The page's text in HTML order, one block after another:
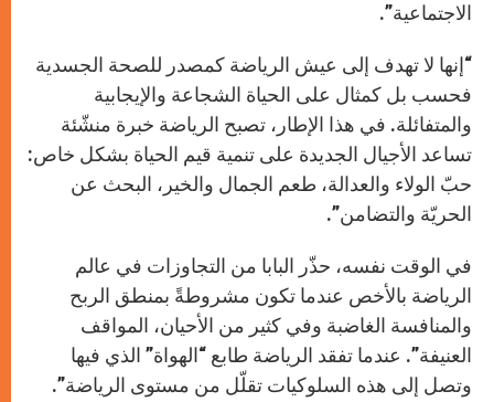
الاجتماعية”.
“إنها لا تهدف إلى عيش الرياضة كمصدر للصحة الجسدية
فحسب بل كمثال على الحياة الشجاعة والإيجابية
والمتفائلة. في هذا الإطار، تصبح الرياضة خبرة منشّئة
تساعد الأجيال الجديدة على تنمية قيم الحياة بشكل خاص:
حبّ الولاء والعدالة، طعم الجمال والخير، البحث عن
الحريّة والتضامن”.
في الوقت نفسه، حذّر البابا من التجاوزات في عالم
الرياضة بالأخص عندما تكون مشروطةً بمنطق الربح
والمنافسة الغاضبة وفي كثير من الأحيان، المواقف
العنيفة”. عندما تفقد الرياضة طابع “الهواة” الذي فيها
وتصل إلى هذه السلوكيات تقلّل من مستوى الرياضة”.